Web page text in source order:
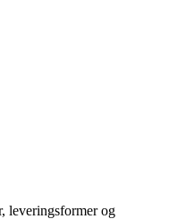
leveringsformer og